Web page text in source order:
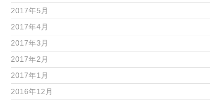
2017年5月
2017年4月
2017年3月
2017年2月
2017年1月
2016年12月